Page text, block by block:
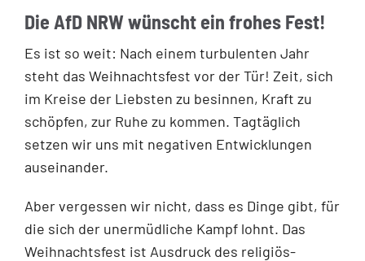
Die AfD NRW wünscht ein frohes Fest!
Es ist so weit: Nach einem turbulenten Jahr
steht das Weihnachtsfest vor der Tür! Zeit, sich
im Kreise der Liebsten zu besinnen, Kraft zu
schöpfen, zur Ruhe zu kommen. Tagtäglich
setzen wir uns mit negativen Entwicklungen
auseinander.
Aber vergessen wir nicht, dass es Dinge gibt, für
die sich der unermüdliche Kampf lohnt. Das
Weihnachtsfest ist Ausdruck des religiös-